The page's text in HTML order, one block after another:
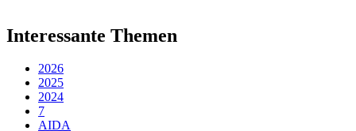
Interessante Themen
2026
2025
2024
7
AIDA